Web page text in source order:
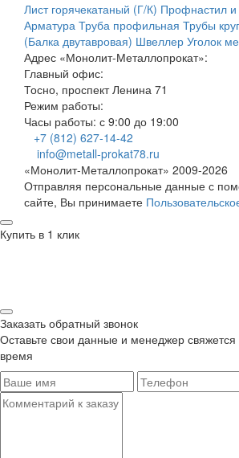
Лист горячекатаный (Г/К) Профнастил
Арматура Труба профильная Трубы
(Балка двутавровая) Швеллер Уголок
Адрес «Монолит-Металлопрокат»:
Главный офис:
Тосно, проспект Ленина 71
Режим работы:
Часы работы: с 9:00 до 19:00
+7 (812) 627-14-42
info@metall-prokat78.ru
«Монолит-Металлопрокат» 2009-2026
Отправляя персональные данные с
сайте, Вы принимаете
Купить в 1 клик
Заказать обратный звонок
Оставьте свои данные и менеджер
время